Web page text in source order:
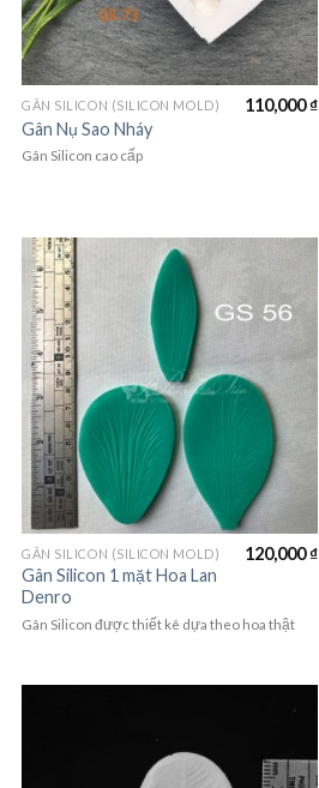
GÂN SILICON (SILICON MOLD)
Gân Nụ Sao Nháy
110,000₫
Gân Silicon cao cấp
GÂN SILICON (SILICON MOLD)
Gân Silicon 1 mặt Hoa Lan
Denro
120,000₫
Gân Silicon được thiết kê dựa theo hoa thật